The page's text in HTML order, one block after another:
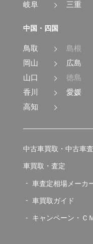
岐阜
三重
中国・四国
鳥取
島根
岡山
広島
山口
徳島
香川
愛媛
高知
中古車買取・中古車
車買取・査定
車査定相場メーカ
車買取ガイド
キャンペーン・Ｃ